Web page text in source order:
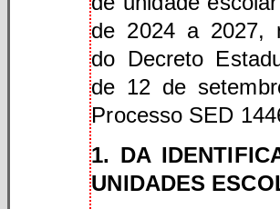
de 2024 a 2027,
do Decreto
de 12 de
Processo SED
1. DA
UNIDADES